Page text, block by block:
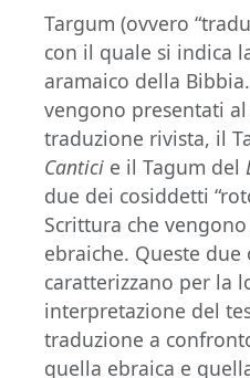
Targum (ovvero
con il quale si indica
aramaico della
vengono presentati
traduzione rivista, il
Cantici e il Tagum del
due dei cosiddetti
Scrittura che
ebraiche. Queste due
caratterizzano per la
interpretazione del
traduzione a
quella ebraica e